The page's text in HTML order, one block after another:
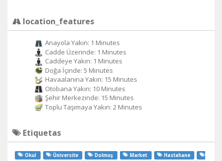
location_features
Anayola Yakın: 1 Minutes
Cadde Üzerinde: 1 Minutes
Caddeye Yakın: 1 Minutes
Doğa İçinde: 5 Minutes
Havaalanına Yakın: 15 Minutes
Otobana Yakın: 10 Minutes
Şehir Merkezinde: 15 Minutes
Toplu Taşımaya Yakın: 2 Minutes
Etiquetas
Okul Üniversite Dolmuş Market
Hastahane